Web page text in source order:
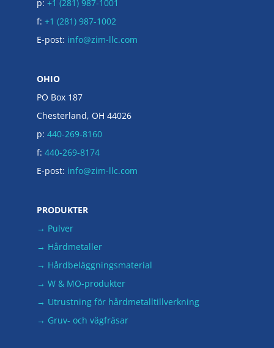
p: +1 (281) 987-1001
f: +1 (281) 987-1002
E-post: info@zim-llc.com
OHIO
PO Box 187
Chesterland, OH 44026
p: 440-269-8160
f: 440-269-8174
E-post: info@zim-llc.com
PRODUKTER
→ Pulver
→ Hårdmetaller
→ Hårdbeläggningsmaterial
→ W & MO-produkter
→ Utrustning för hårdmetalltillverkning
→ Gruv- och vägfräsar